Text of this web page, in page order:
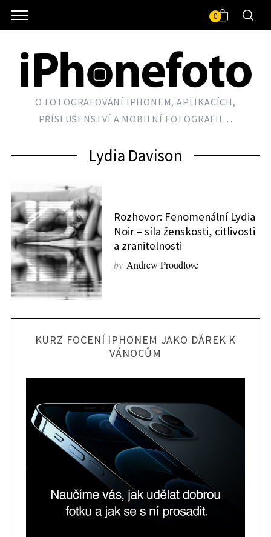
0
O FOTOGRAFOVÁNÍ IPHONEM, APLIKACÍCH,
PŘÍSLUŠENSTVÍ A MOBILNÍ FOTOGRAFII…
Lydia Davison
Rozhovor: Fenomenální Lydia
Noir – síla ženskosti, citlivosti
a zranitelnosti
by Andrew Proudlove
KURZ FOCENÍ IPHONEM JAKO DÁREK K
VÁNOCŮM